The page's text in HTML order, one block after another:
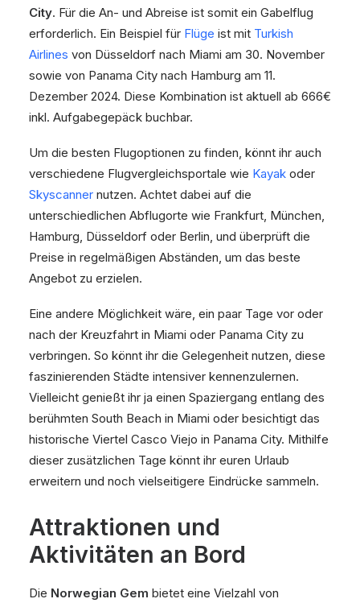
City. Für die An- und Abreise ist somit ein Gabelflug
erforderlich. Ein Beispiel für Flüge ist mit Turkish
Airlines von Düsseldorf nach Miami am 30. November
sowie von Panama City nach Hamburg am 11.
Dezember 2024. Diese Kombination ist aktuell ab 666€
inkl. Aufgabegepäck buchbar.
Um die besten Flugoptionen zu finden, könnt ihr auch
verschiedene Flugvergleichsportale wie Kayak oder
Skyscanner nutzen. Achtet dabei auf die
unterschiedlichen Abflugorte wie Frankfurt, München,
Hamburg, Düsseldorf oder Berlin, und überprüft die
Preise in regelmäßigen Abständen, um das beste
Angebot zu erzielen.
Eine andere Möglichkeit wäre, ein paar Tage vor oder
nach der Kreuzfahrt in Miami oder Panama City zu
verbringen. So könnt ihr die Gelegenheit nutzen, diese
faszinierenden Städte intensiver kennenzulernen.
Vielleicht genießt ihr ja einen Spaziergang entlang des
berühmten South Beach in Miami oder besichtigt das
historische Viertel Casco Viejo in Panama City. Mithilfe
dieser zusätzlichen Tage könnt ihr euren Urlaub
erweitern und noch vielseitigere Eindrücke sammeln.
Attraktionen und
Aktivitäten an Bord
Die Norwegian Gem bietet eine Vielzahl von